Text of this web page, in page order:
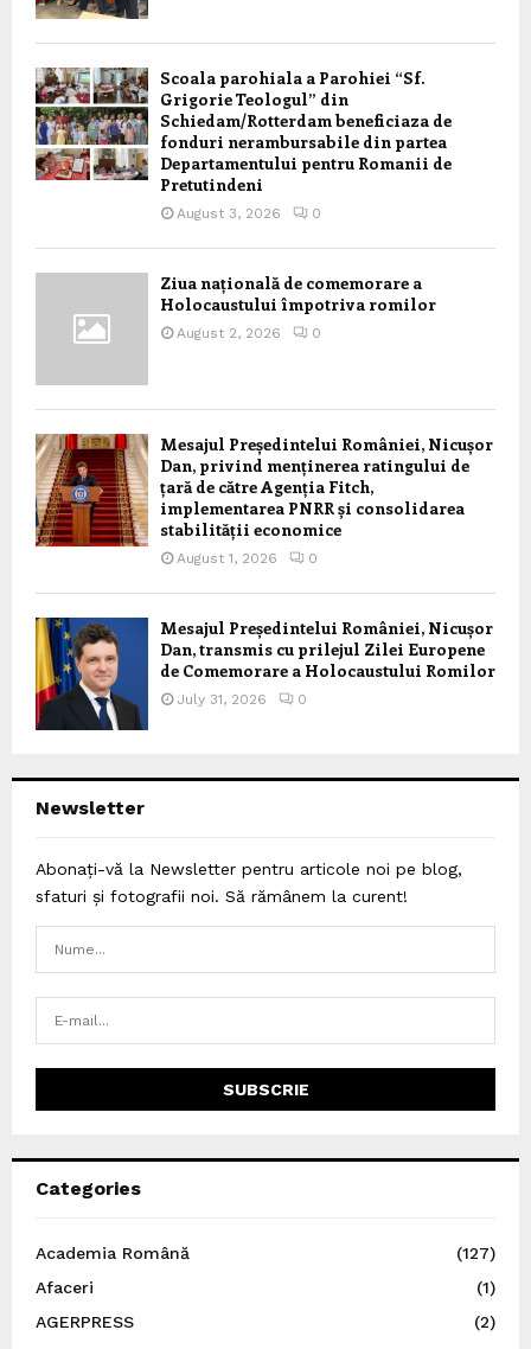
Scoala parohiala a Parohiei “Sf.
Grigorie Teologul” din
Schiedam/Rotterdam beneficiaza de
fonduri nerambursabile din partea
Departamentului pentru Romanii de
Pretutindeni
August 3, 2026 0
Ziua națională de comemorare a
Holocaustului împotriva romilor
August 2, 2026 0
Mesajul Președintelui României, Nicușor
Dan, privind menținerea ratingului de
țară de către Agenția Fitch,
implementarea PNRR și consolidarea
stabilității economice
August 1, 2026 0
Mesajul Președintelui României, Nicușor
Dan, transmis cu prilejul Zilei Europene
de Comemorare a Holocaustului Romilor
July 31, 2026 0
Newsletter
Abonați-vă la Newsletter pentru articole noi pe blog,
sfaturi și fotografii noi. Să rămânem la curent!
Categories
Academia Română
(127)
Afaceri
(1)
AGERPRESS
(2)